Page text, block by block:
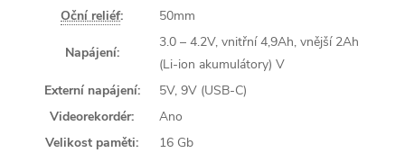
Oční reliéf: 50mm
Napájení:
3.0 – 4.2V, vnitřní 4,9Ah, vnější 2Ah
(Li-ion akumulátory) V
Externí napájení:
5V, 9V (USB-C)
Videorekordér:
Ano
Velikost paměti:
16 Gb